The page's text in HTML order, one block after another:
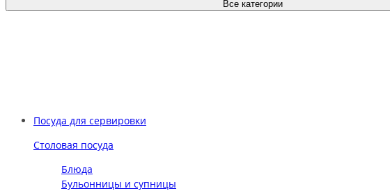
Все категории
Посуда для сервировки
Столовая посуда
Блюда
Бульонницы и супницы